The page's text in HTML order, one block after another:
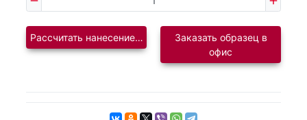
Рассчитать нанесение логотипаЗаказать образец в
офис